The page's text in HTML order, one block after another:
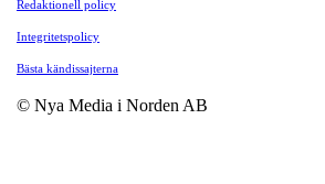
Redaktionell policy
Integritetspolicy
Bästa kändissajterna
© Nya Media i Norden AB